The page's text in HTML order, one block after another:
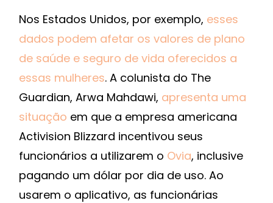
Nos Estados Unidos, por exemplo, esses
dados podem afetar os valores de plano
de saúde e seguro de vida oferecidos a
essas mulheres. A colunista do The
Guardian, Arwa Mahdawi, apresenta uma
situação em que a empresa americana
Activision Blizzard incentivou seus
funcionários a utilizarem o Ovia, inclusive
pagando um dólar por dia de uso. Ao
usarem o aplicativo, as funcionárias